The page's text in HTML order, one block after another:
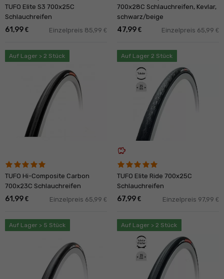
TUFO Elite S3 700x25C
Schlauchreifen
61,99 € Einzelpreis 85,99 €
700x28C Schlauchreifen, Kevlar,
schwarz/beige
47,99 € Einzelpreis 65,99 €
Auf Lager > 2 Stück
TUFO Hi-Composite Carbon
700x23C Schlauchreifen
61,99 € Einzelpreis 65,99 €
Auf Lager 2 Stück
savings
TUFO Elite Ride 700x25C
Schlauchreifen
67,99 € Einzelpreis 97,99 €
Auf Lager > 5 Stück Auf Lager > 2 Stück